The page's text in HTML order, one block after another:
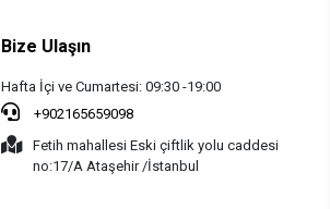
Bize Ulaşın
Hafta İçi ve Cumartesi: 09:30 -19:00
+902165659098
Fetih mahallesi Eski çiftlik yolu caddesi
no:17/A Ataşehir /İstanbul